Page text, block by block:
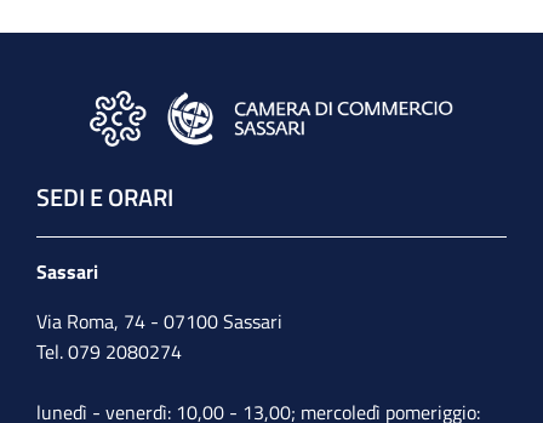
SEDI E ORARI
Sassari
Via Roma, 74 - 07100 Sassari
Tel. 079 2080274
lunedì - venerdì: 10,00 - 13,00; mercoledì pomeriggio: